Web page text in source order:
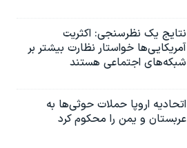
نتایج یک نظرسنجی: اکثریت
آمریکایی‌ها خواستار نظارت بیشتر بر
شبکه‌های اجتماعی هستند
اتحادیه اروپا حملات حوثی‌ها به
عربستان و یمن را محکوم کرد